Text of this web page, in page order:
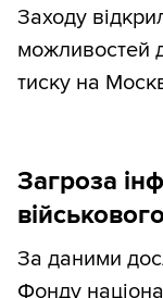
Заходу
можливостей
тиску на
Загроза
За даними
Фонду